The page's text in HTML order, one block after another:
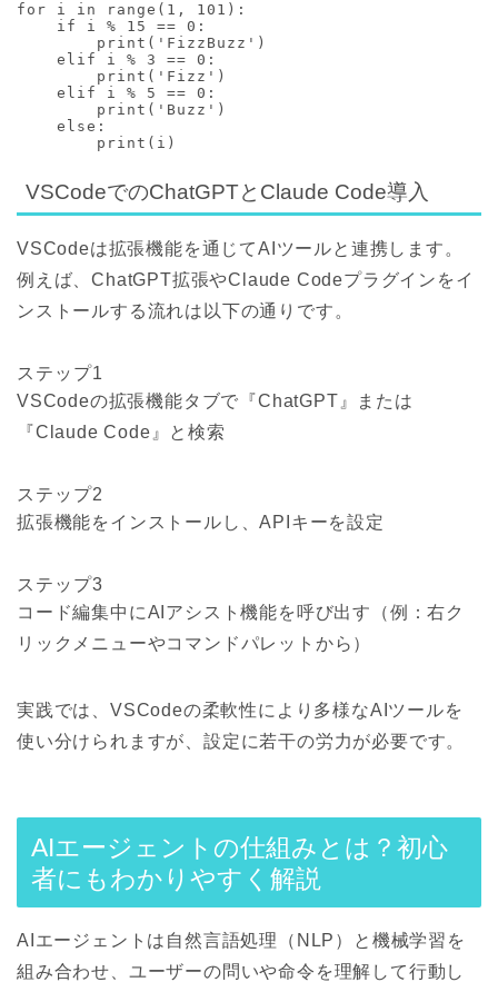
for i in range(1, 101):
    if i % 15 == 0:
        print('FizzBuzz')
    elif i % 3 == 0:
        print('Fizz')
    elif i % 5 == 0:
        print('Buzz')
    else:
        print(i)
VSCodeでのChatGPTとClaude Code導入
VSCodeは拡張機能を通じてAIツールと連携します。
例えば、ChatGPT拡張やClaude Codeプラグインをイ
ンストールする流れは以下の通りです。
ステップ1
VSCodeの拡張機能タブで『ChatGPT』または
『Claude Code』と検索
ステップ2
拡張機能をインストールし、APIキーを設定
ステップ3
コード編集中にAIアシスト機能を呼び出す（例：右ク
リックメニューやコマンドパレットから）
実践では、VSCodeの柔軟性により多様なAIツールを
使い分けられますが、設定に若干の労力が必要です。
AIエージェントの仕組みとは？初心
者にもわかりやすく解説
AIエージェントは自然言語処理（NLP）と機械学習を
組み合わせ、ユーザーの問いや命令を理解して行動し